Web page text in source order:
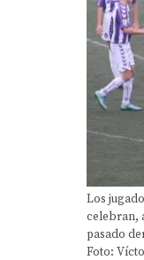
Los
celebran,
pasado
Foto: